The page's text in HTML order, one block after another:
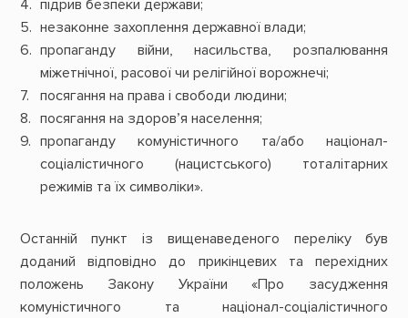
підрив безпеки держави;
незаконне захоплення державної влади;
пропаганду війни, насильства, розпалювання
міжетнічної, расової чи релігійної ворожнечі;
посягання на права і свободи людини;
посягання на здоров’я населення;
пропаганду комуністичного та/або націонал-
соціалістичного (нацистського) тоталітарних
режимів та їх символіки».
Останній пункт із вищенаведеного переліку був
доданий відповідно до прикінцевих та перехідних
положень Закону України «Про засудження
комуністичного та націонал-соціалістичного